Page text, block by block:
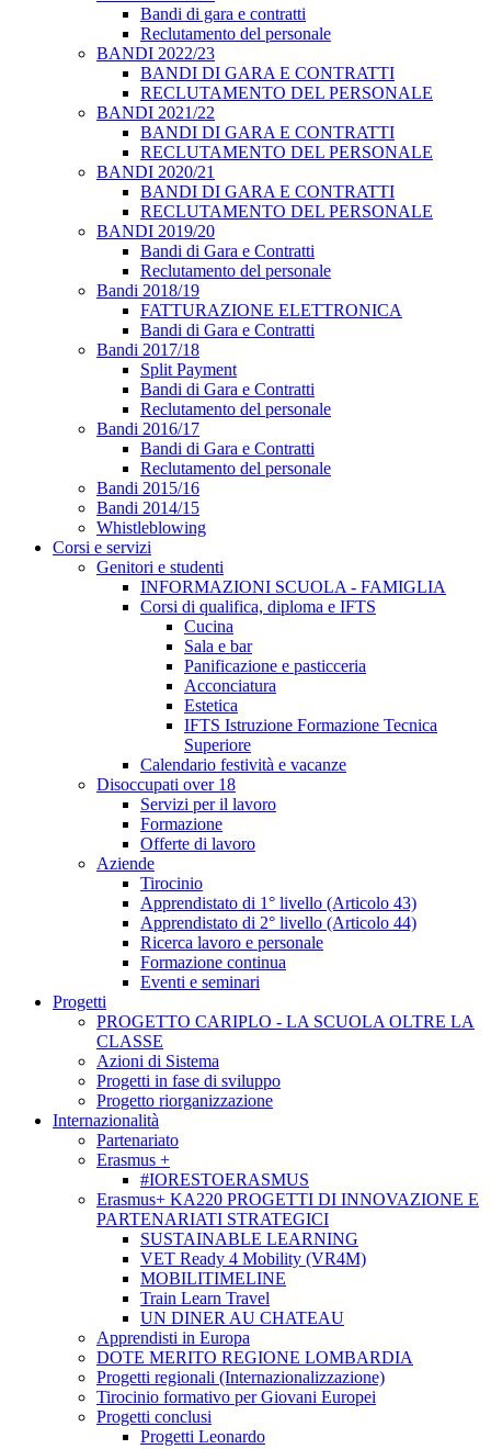
Bandi di gara e contratti
Reclutamento del personale
BANDI 2022/23
BANDI DI GARA E CONTRATTI
RECLUTAMENTO DEL PERSONALE
BANDI 2021/22
BANDI DI GARA E CONTRATTI
RECLUTAMENTO DEL PERSONALE
BANDI 2020/21
BANDI DI GARA E CONTRATTI
RECLUTAMENTO DEL PERSONALE
BANDI 2019/20
Bandi di Gara e Contratti
Reclutamento del personale
Bandi 2018/19
FATTURAZIONE ELETTRONICA
Bandi di Gara e Contratti
Bandi 2017/18
Split Payment
Bandi di Gara e Contratti
Reclutamento del personale
Bandi 2016/17
Bandi di Gara e Contratti
Reclutamento del personale
Bandi 2015/16
Bandi 2014/15
Whistleblowing
Corsi e servizi
Genitori e studenti
INFORMAZIONI SCUOLA - FAMIGLIA
Corsi di qualifica, diploma e IFTS
Cucina
Sala e bar
Panificazione e pasticceria
Acconciatura
Estetica
IFTS Istruzione Formazione Tecnica
Superiore
Calendario festività e vacanze
Disoccupati over 18
Servizi per il lavoro
Formazione
Offerte di lavoro
Aziende
Tirocinio
Apprendistato di 1° livello (Articolo 43)
Apprendistato di 2° livello (Articolo 44)
Ricerca lavoro e personale
Formazione continua
Eventi e seminari
Progetti
PROGETTO CARIPLO - LA SCUOLA OLTRE LA
CLASSE
Azioni di Sistema
Progetti in fase di sviluppo
Progetto riorganizzazione
Internazionalità
Partenariato
Erasmus +
#IORESTOERASMUS
Erasmus+ KA220 PROGETTI DI INNOVAZIONE E
PARTENARIATI STRATEGICI
SUSTAINABLE LEARNING
VET Ready 4 Mobility (VR4M)
MOBILITIMELINE
Train Learn Travel
UN DINER AU CHATEAU
Apprendisti in Europa
DOTE MERITO REGIONE LOMBARDIA
Progetti regionali (Internazionalizzazione)
Tirocinio formativo per Giovani Europei
Progetti conclusi
Progetti Leonardo